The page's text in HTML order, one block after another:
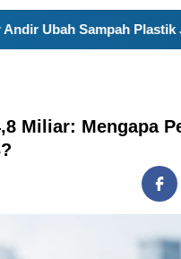
Plastik Jadi Produk
Miliar: Mengapa